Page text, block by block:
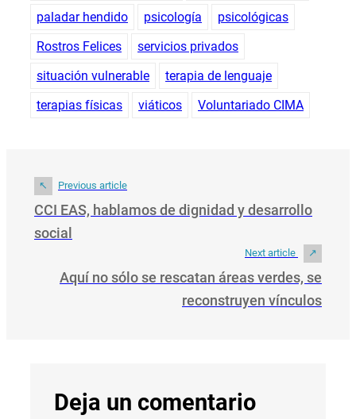
paladar hendido psicología
psicológicas
Rostros Felices
servicios privados
situación vulnerable
terapia de lenguaje
terapias físicas
viáticos Voluntariado CIMA
Previous article
CCI EAS, hablamos de dignidad y desarrollo
social
Next article
Aquí no sólo se rescatan áreas verdes, se
reconstruyen vínculos
Deja un comentario